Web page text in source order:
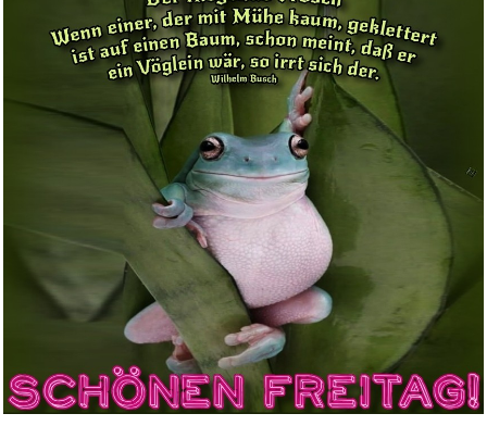
GloboFleet Card Control Set - ...